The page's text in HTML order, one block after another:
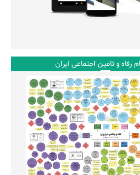
رفاه و تامین اجتماعی ایران